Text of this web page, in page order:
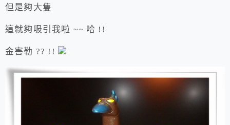
但是夠大隻
這就夠吸引我啦 ~~ 哈 !!
金害勒 ?? !!